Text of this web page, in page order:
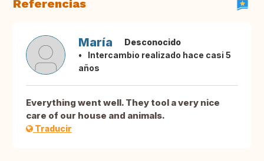
Referencias
María
Desconocido
Intercambio realizado hace casi 5
años
Everything went well. They tool a very nice
care of our house and animals.
Traducir